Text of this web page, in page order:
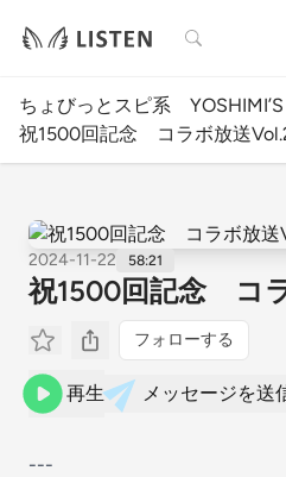
検索
ちょびっとスピ系 YOSHIMI’S
祝1500回記念 コラボ放送
2024-11-22 58:21
祝1500回記念 コ
フォローする
再生 メッセージを送
---